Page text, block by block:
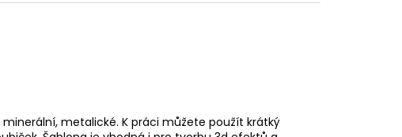
metalické. K práci můžete použít krátký